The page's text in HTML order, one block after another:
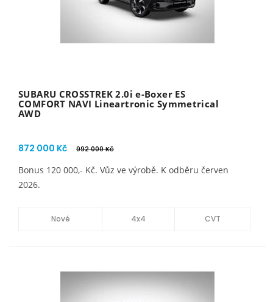
SUBARU CROSSTREK 2.0i e-Boxer ES
COMFORT NAVI Lineartronic Symmetrical
AWD
872 000 Kč 992 000 Kč
Bonus 120 000,- Kč. Vůz ve výrobě. K odběru červen
2026.
Nové 4x4 CVT